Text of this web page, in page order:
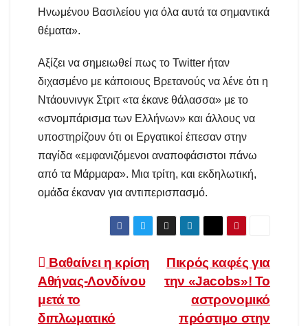
Ηνωμένου Βασιλείου για όλα αυτά τα σημαντικά
θέματα».
Αξίζει να σημειωθεί πως το Twitter ήταν
διχασμένο με κάποιους Βρετανούς να λένε ότι η
Ντάουνινγκ Στριτ «τα έκανε θάλασσα» με το
«σνομπάρισμα των Ελλήνων» και άλλους να
υποστηρίζουν ότι οι Εργατικοί έπεσαν στην
παγίδα «εμφανιζόμενοι αναποφάσιστοι πάνω
από τα Μάρμαρα». Μια τρίτη, και εκδηλωτική,
ομάδα έκαναν για αντιπερισπασμό.
Πλοήγηση
άρθρων
Πικρός καφές για
την «Jacobs»! Το
αστρονομικό
πρόστιμο στην
Βαθαίνει η κρίση
Αθήνας-Λονδίνου
μετά το
διπλωματικό